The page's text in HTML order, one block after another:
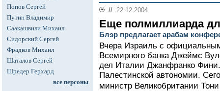
Попов Сергей
Путин Владимир
Саакашвили Михаил
Сидорский Сергей
Фрадков Михаил
Шаталов Сергей
Шредер Герхард
все персоны
// 22.12.2004
Еще полмиллиарда
Блэр предлагает арабам
Вчера Израиль с
Всемирного банка Джеймс
дел Италии Джанфранко
Палестинской автономии.
министр Великобритании